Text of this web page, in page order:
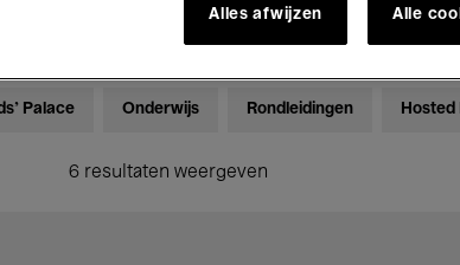
Palace Onderwijs Rondleidingen Hosted
6 resultaten weergeven
Alles afwijzen Alle